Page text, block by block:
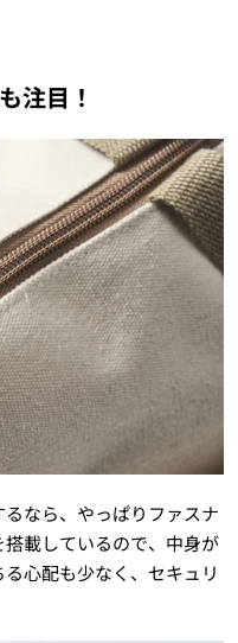
注目！
なら、やっぱりファスナ
載しているので、中身が
心配も少なく、セキュリ